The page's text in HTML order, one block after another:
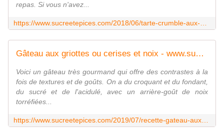
repas. Si vous n'avez...
Gâteau aux griottes ou cerises et noix - www.sucreetepices.com
Voici un gâteau très gourmand qui offre des contrastes à la
fois de textures et de goûts. On a du croquant et du fondant,
du sucré et de l'acidulé, avec un arrière-goût de noix
torréfiées...